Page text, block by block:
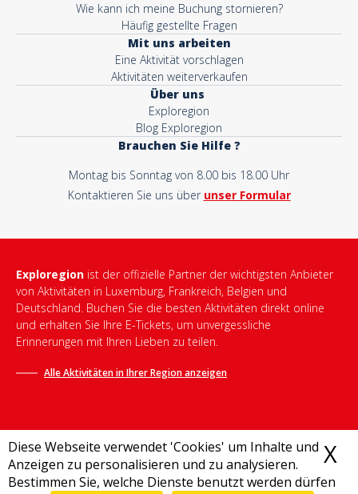
Diese Webseite verwendet 'Cookies' um Inhalte und
Anzeigen zu personalisieren und zu analysieren.
Bestimmen Sie, welche Dienste benutzt werden dürfen
X
Wie kann ich meine Buchung stornieren?
Häufig gestellte Fragen
Mit uns arbeiten
Eine Aktivität vorschlagen
Aktivitäten weiterverkaufen
Über uns
Exploregion
Blog Exploregion
Brauchen Sie Hilfe ?
Montag bis Sonntag von 8.00 bis 18.00 Uhr
Kontaktieren Sie uns über unser Formular
Exploregion ist der offizielle Partner der wichtigsten Anbieter
von Aktivitäten in Luxemburg, Frankreich, Belgien und
Deutschland. Buchen Sie die besten Aktivitäten direkt online
und erhalten Sie Ihre E-Tickets, um unvergessliche
Erinnerungen mit Ihren Lieben zu teilen.
Alle Aktivitäten in Ihrer Region anzeigen
Allgemeine Geschäftsbedingungen-Datenschutzrichtlinie-